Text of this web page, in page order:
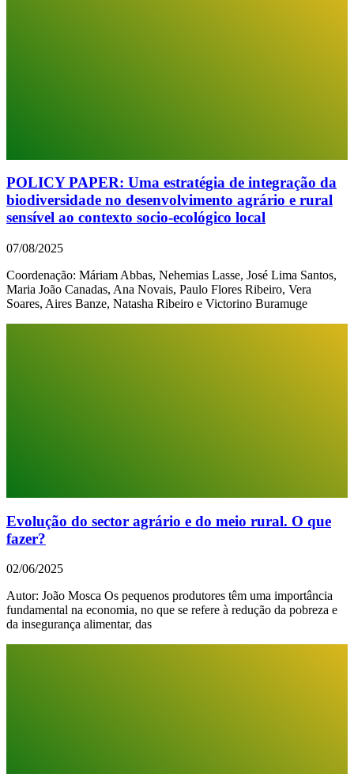
POLICY PAPER: Uma estratégia de integração da
biodiversidade no desenvolvimento agrário e rural
sensível ao contexto socio-ecológico local
07/08/2025
Coordenação: Máriam Abbas, Nehemias Lasse, José Lima Santos,
Maria João Canadas, Ana Novais, Paulo Flores Ribeiro, Vera
Soares, Aires Banze, Natasha Ribeiro e Victorino Buramuge
Evolução do sector agrário e do meio rural. O que
fazer?
02/06/2025
Autor: João Mosca Os pequenos produtores têm uma importância
fundamental na economia, no que se refere à redução da pobreza e
da insegurança alimentar, das